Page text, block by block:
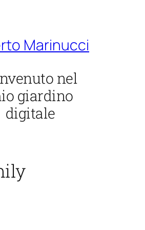
Marinucci
nel
giardino
digitale